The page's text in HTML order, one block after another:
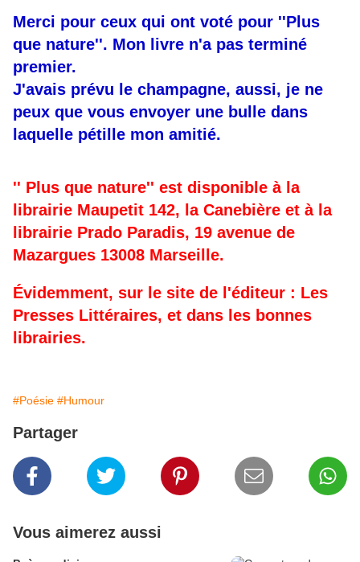
Merci pour ceux qui ont voté pour ''Plus
que nature''. Mon livre n'a pas terminé
premier.
J'avais prévu le champagne, aussi, je ne
peux que vous envoyer une bulle dans
laquelle pétille mon amitié.
'' Plus que nature'' est disponible à la
librairie Maupetit 142, la Canebière et à la
librairie Prado Paradis, 19 avenue de
Mazargues 13008 Marseille.
Évidemment, sur le site de l'éditeur : Les
Presses Littéraires, et dans les bonnes
librairies.
#Poésie #Humour
Partager
Vous aimerez aussi